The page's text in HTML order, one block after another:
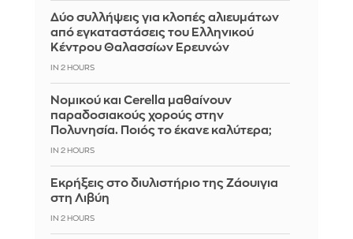
Δύο συλλήψεις για κλοπές αλιευμάτων
από εγκαταστάσεις του Ελληνικού
Κέντρου Θαλασσίων Ερευνών
IN 2 HOURS
Νομικού και Cerella μαθαίνουν
παραδοσιακούς χορούς στην
Πολυνησία. Ποιός το έκανε καλύτερα;
IN 2 HOURS
Εκρήξεις στο διυλιστήριο της Ζάουιγια
στη Λιβύη
IN 2 HOURS